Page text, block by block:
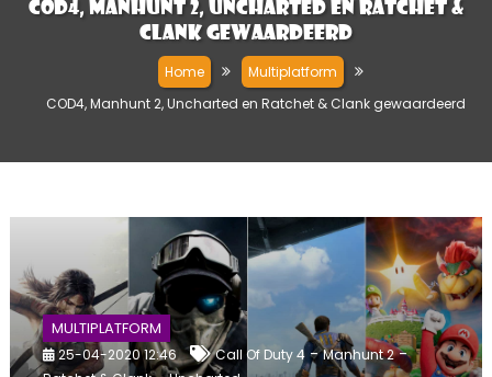
COD4, Manhunt 2, Uncharted en Ratchet &
Clank gewaardeerd
Home
Multiplatform
COD4, Manhunt 2, Uncharted en Ratchet & Clank gewaardeerd
MULTIPLATFORM
25-04-2020 12:46 Call Of Duty 4-Manhunt 2-